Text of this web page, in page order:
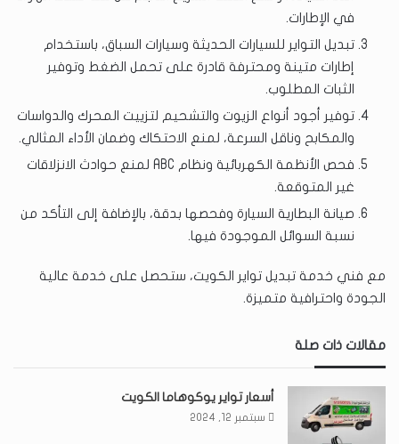
في الإطارات.
تبديل التواير للسيارات الحديثة وسيارات السباق، باستخدام
إطارات متينة ومحترفة قادرة على تحمل الضغط وتوفير
الثبات المطلوب.
توفير أجود أنواع الزيوت والتشحيم لتزييت المحرك والدواسات
والمكابح وناقل السرعة، لمنع الاحتكاك وضمان الأداء المثالي.
فحص الأنظمة الكهربائية ونظام ABC لمنع حوادث الانزلاقات
غير المتوقعة.
صيانة البطارية السيارة وفحصها بدقة، بالإضافة إلى التأكد من
نسبة السوائل الموجودة فيها.
مع فني خدمة تبديل تواير الكويت، ستحصل على خدمة عالية
الجودة واحترافية متميزة.
مقالات ذات صلة
أسعار تواير يوكوهاما الكويت
سبتمبر 12, 2024